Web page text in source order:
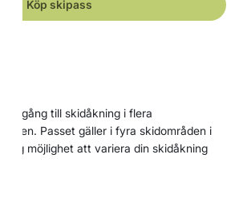
Köp skipass
tillgång till skidåkning i flera
Passet gäller i fyra skidområden i
dig möjlighet att variera din skidåkning